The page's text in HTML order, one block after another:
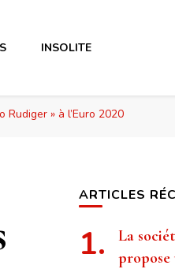
INSOLITE
» à l’Euro 2020
ARTICLES
La
propose